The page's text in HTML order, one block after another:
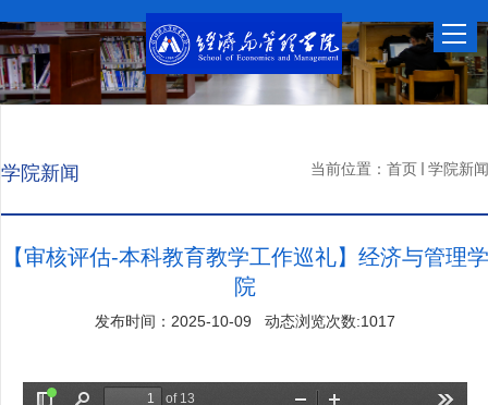
学院新闻 当前位置： 首页 学院新闻
【审核评估-本科教育教学工作巡礼】经济与管理学
院
发布时间：2025-10-09 动态浏览次数:1017